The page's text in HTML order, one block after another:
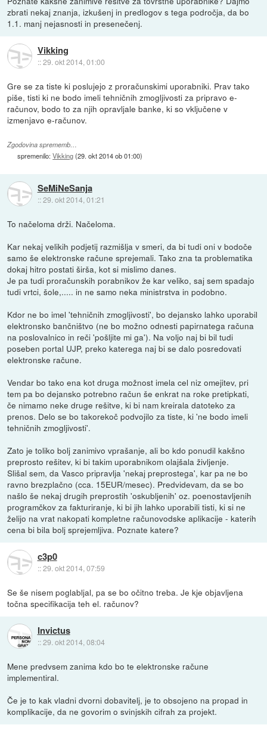
zbrati nekaj znanja, izkušenj in predlogov s tega področja, da bo
1.1. manj nejasnosti in presenečenj.
Vikking
::29. okt 2014, 01:00
Gre se za tiste ki poslujejo z proračunskimi uporabniki. Prav tako
piše, tisti ki ne bodo imeli tehničnih zmogljivosti za pripravo e-
računov, bodo to za njih opravljale banke, ki so vključene v
izmenjavo e-računov.
Zgodovina sprememb…
spremenilo:Vikking(29. okt 2014 ob 01:00)
SeMiNeSanja
::29. okt 2014, 01:21
To načeloma drži. Načeloma.
Kar nekaj velikih podjetij razmišlja v smeri, da bi tudi oni v bodoče
samo še elektronske račune sprejemali. Tako zna ta problematika
dokaj hitro postati širša, kot si mislimo danes.
Je pa tudi proračunskih porabnikov že kar veliko, saj sem spadajo
tudi vrtci, šole,..... in ne samo neka ministrstva in podobno.
Kdor ne bo imel 'tehničnih zmogljivosti', bo dejansko lahko uporabil
elektronsko bančništvo (ne bo možno odnesti papirnatega računa
na poslovalnico in reči 'pošljite mi ga'). Na voljo naj bi bil tudi
poseben portal UJP, preko katerega naj bi se dalo posredovati
elektronske račune.
Vendar bo tako ena kot druga možnost imela cel niz omejitev, pri
tem pa bo dejansko potrebno račun še enkrat na roke pretipkati,
če nimamo neke druge rešitve, ki bi nam kreirala datoteko za
prenos. Delo se bo takorekoč podvojilo za tiste, ki 'ne bodo imeli
tehničnih zmogljivosti'.
Zato je toliko bolj zanimivo vprašanje, ali bo kdo ponudil kakšno
preprosto rešitev, ki bi takim uporabnikom olajšala življenje.
Slišal sem, da Vasco pripravlja 'nekaj preprostega', kar pa ne bo
ravno brezplačno (cca. 15EUR/mesec). Predvidevam, da se bo
našlo še nekaj drugih preprostih 'oskubljenih' oz. poenostavljenih
programčkov za fakturiranje, ki bi jih lahko uporabili tisti, ki si ne
želijo na vrat nakopati kompletne računovodske aplikacije - katerih
cena bi bila bolj sprejemljiva. Poznate katere?
c3p0
::29. okt 2014, 07:59
Se še nisem poglabljal, pa se bo očitno treba. Je kje objavljena
točna specifikacija teh el. računov?
Invictus
::29. okt 2014, 08:04
Mene predvsem zanima kdo bo te elektronske račune
implementiral.
Če je to kak vladni dvorni dobavitelj, je to obsojeno na propad in
komplikacije, da ne govorim o svinjskih cifrah za projekt.